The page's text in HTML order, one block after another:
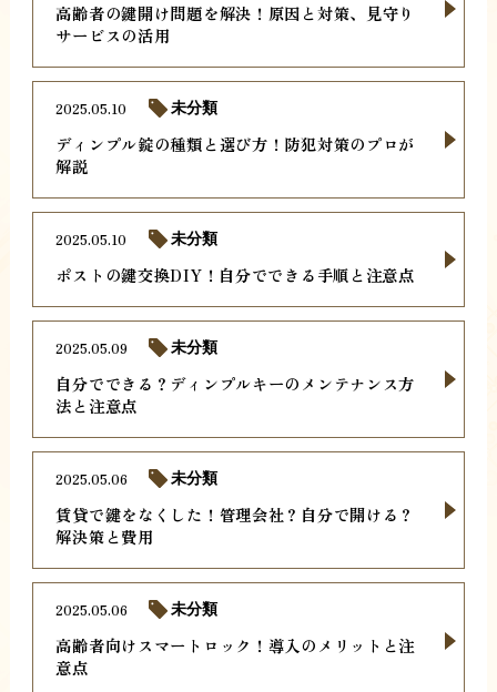
高齢者の鍵開け問題を解決！原因と対策、見守り
サービスの活用
ディンプル錠の種類と選び方！防犯対策のプロが
解説
2025.05.10 未分類
ポストの鍵交換DIY！自分でできる手順と注意点
2025.05.10 未分類
自分でできる？ディンプルキーのメンテナンス方
法と注意点
2025.05.09 未分類
賃貸で鍵をなくした！管理会社？自分で開ける？
解決策と費用
2025.05.06 未分類
高齢者向けスマートロック！導入のメリットと注
意点
2025.05.06 未分類